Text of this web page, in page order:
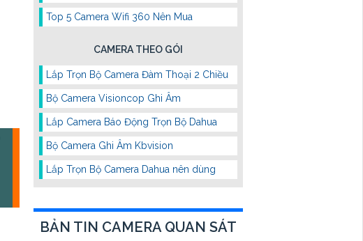
Top 5 Camera Wifi 360 Nên Mua
CAMERA THEO GÓI
Lắp Trọn Bộ Camera Đàm Thoại 2 Chiều
Bộ Camera Visioncop Ghi Âm
Lắp Camera Báo Động Trọn Bộ Dahua
Bộ Camera Ghi Âm Kbvision
Lắp Trọn Bộ Camera Dahua nên dùng
BẢN TIN CAMERA QUAN SÁT